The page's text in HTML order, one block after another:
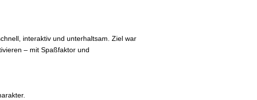
interaktiv und unterhaltsam. Ziel war
– mit Spaßfaktor und